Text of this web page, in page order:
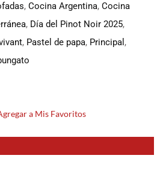
, Cocina Argentina, Cocina
, Día del Pinot Noir 2025,
, Pastel de papa, Principal ,
a Mis Favoritos